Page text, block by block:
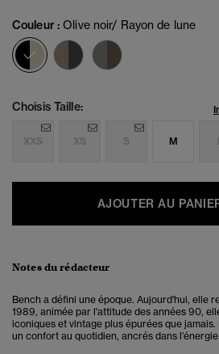
Couleur :Olive noir/ Rayon de lune
sélectionné
Choisis Taille:
XXS XS S M
AJOUTER AU
Notes du rédacteur
Bench a défini une époque. Aujourd'hui, elle
1989, animée par l'attitude des années 90,
iconiques et vintage plus épurées que
un confort au quotidien, ancrés dans